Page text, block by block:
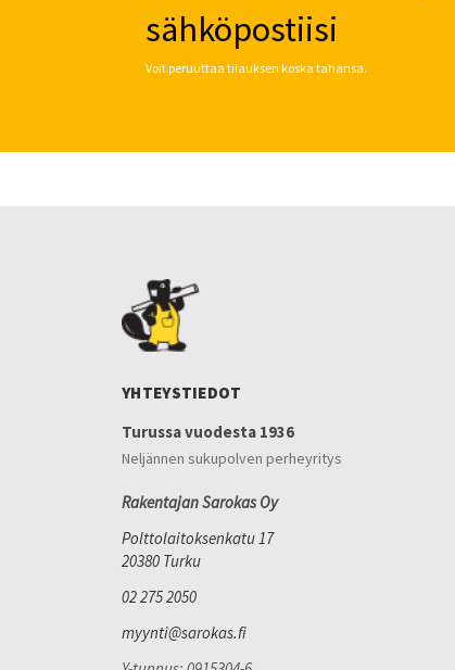
sähköpostiisi
Voit peruuttaa tilauksen koska tahansa.
YHTEYSTIEDOT
Turussa vuodesta 1936
Neljännen sukupolven perheyritys
Rakentajan Sarokas Oy
Polttolaitoksenkatu 17
20380 Turku
02 275 2050
myynti@sarokas.fi